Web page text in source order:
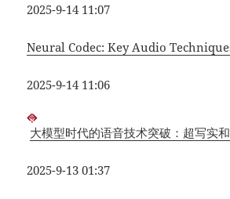
2025-9-14 11:07
Neural Codec: Key Audio
2025-9-14 11:06
大模型时代的语音技术突破：超写实
2025-9-13 01:37